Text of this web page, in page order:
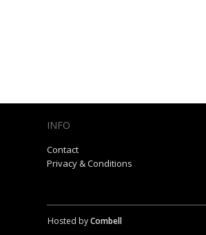
INFO
Contact
Privacy & Conditions
Hosted byCombell